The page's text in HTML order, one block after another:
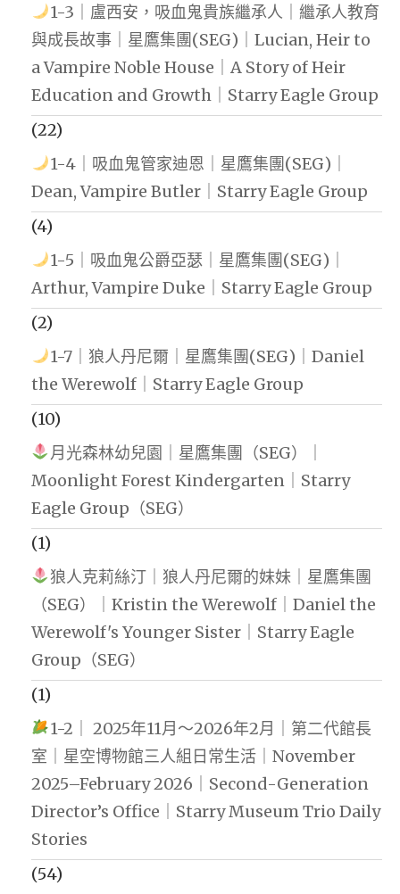
1-3｜盧西安，吸血鬼貴族繼承人｜繼承人教育
與成長故事｜星鷹集團(SEG)｜Lucian, Heir to
a Vampire Noble House｜A Story of Heir
Education and Growth｜Starry Eagle Group
(22)
1-4｜吸血鬼管家迪恩｜星鷹集團(SEG)｜
Dean, Vampire Butler｜Starry Eagle Group
(4)
1-5｜吸血鬼公爵亞瑟｜星鷹集團(SEG)｜
Arthur, Vampire Duke｜Starry Eagle Group
(2)
1-7｜狼人丹尼爾｜星鷹集團(SEG)｜Daniel
the Werewolf｜Starry Eagle Group
(10)
月光森林幼兒園｜星鷹集團（SEG）｜
Moonlight Forest Kindergarten｜Starry
Eagle Group（SEG）
(1)
狼人克莉絲汀｜狼人丹尼爾的妹妹｜星鷹集團
（SEG）｜Kristin the Werewolf｜Daniel the
Werewolf's Younger Sister｜Starry Eagle
Group（SEG）
(1)
1-2｜ 2025年11月～2026年2月｜第二代館長
室｜星空博物館三人組日常生活｜November
2025–February 2026｜Second-Generation
Director’s Office｜Starry Museum Trio Daily
Stories
(54)